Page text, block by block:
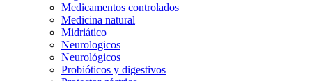
Medicamentos controlados
Medicina natural
Midriático
Neurologicos
Neurológicos
Probióticos y digestivos